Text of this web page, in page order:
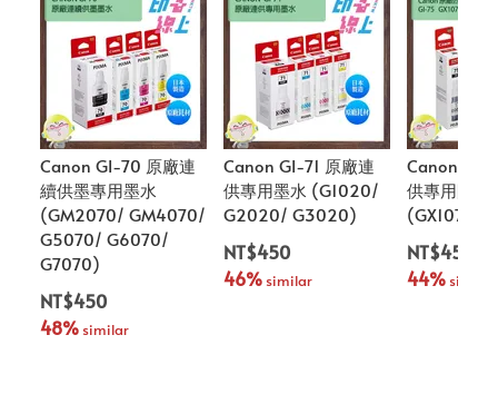
Canon GI-70 原廠連
續供墨專用墨水
(GM2070/ GM4070/
G5070/ G6070/
G7070)
NT$450
48% similar
Canon GI-71 原廠連
供專用墨水 (G1020/
G2020/ G3020)
NT$450
46% similar
Canon GI-
供專用防水
(GX1070/
NT$450
44% similar